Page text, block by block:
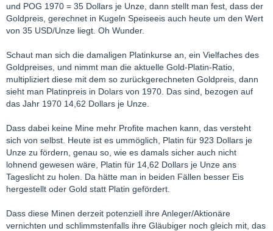
und POG 1970 = 35 Dollars je Unze, dann stellt man fest, dass der
Goldpreis, gerechnet in Kugeln Speiseeis auch heute um den Wert
von 35 USD/Unze liegt. Oh Wunder.
Schaut man sich die damaligen Platinkurse an, ein Vielfaches des
Goldpreises, und nimmt man die aktuelle Gold-Platin-Ratio,
multipliziert diese mit dem so zurückgerechneten Goldpreis, dann
sieht man Platinpreis in Dolars von 1970. Das sind, bezogen auf
das Jahr 1970 14,62 Dollars je Unze.
Dass dabei keine Mine mehr Profite machen kann, das versteht
sich von selbst. Heute ist es ummöglich, Platin für 923 Dollars je
Unze zu fördern, genau so, wie es damals sicher auch nicht
lohnend gewesen wäre, Platin für 14,62 Dollars je Unze ans
Tageslicht zu holen. Da hätte man in beiden Fällen besser Eis
hergestellt oder Gold statt Platin gefördert.
Dass diese Minen derzeit potenziell ihre Anleger/Aktionäre
vernichten und schlimmstenfalls ihre Gläubiger noch gleich mit, das